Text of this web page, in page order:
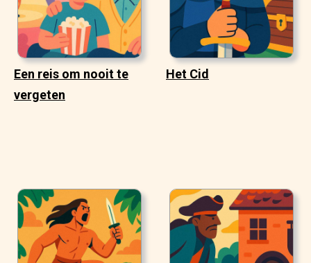
Een reis om nooit te
vergeten
Het Cid